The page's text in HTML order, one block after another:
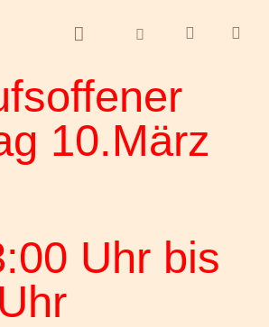
10.März
Uhr bis